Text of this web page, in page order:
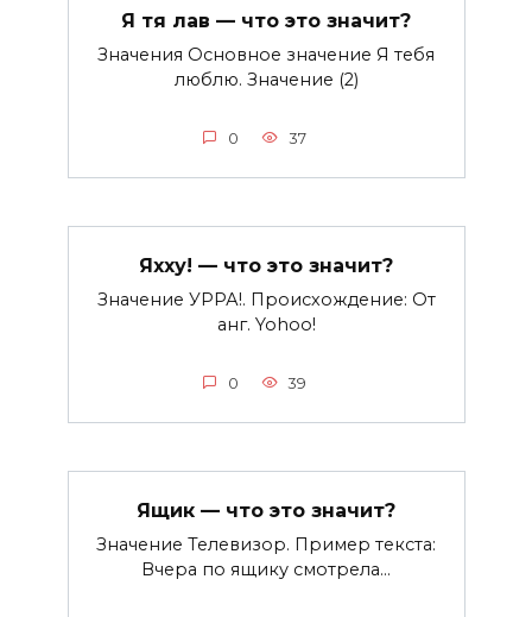
Я тя лав — что это значит?
Значения Основное значение Я тебя
люблю. Значение (2)
0 37
Яхху! — что это значит?
Значение УРРА!. Происхождение: От
анг. Yohoo!
0 39
Ящик — что это значит?
Значение Телевизор. Пример текста:
Вчера по ящику смотрела…